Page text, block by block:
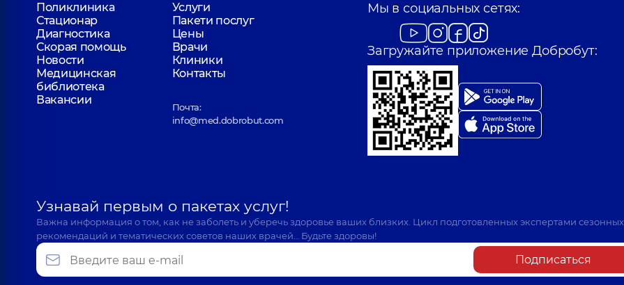
Поликлиника
Услуги
Стационар
Пакети послуг
Диагностика
Цены
Скорая помощь
Врачи
Новости
Клиники
Медицинская
библиотека
Контакты
Вакансии
Почта:
info@med.dobrobut.com
Мы в социальных сетях:
Загружайте приложение Добробут:
Узнавай первым о пакетах услуг!
Важна информация о том, как не заболеть и уберечь здоровье ваших близких. Цикл подготовленных экспертами сезонных
рекомендаций и тематических советов наших врачей… Будьте здоровы!
Подписаться